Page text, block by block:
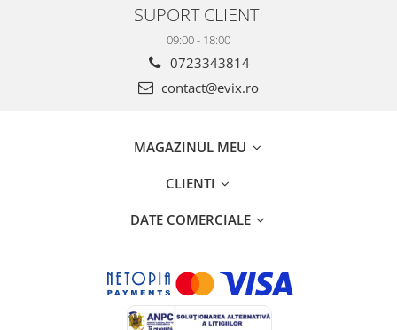
SUPORT CLIENTI
09:00 - 18:00
0723343814
contact@evix.ro
MAGAZINUL MEU
CLIENTI
DATE COMERCIALE